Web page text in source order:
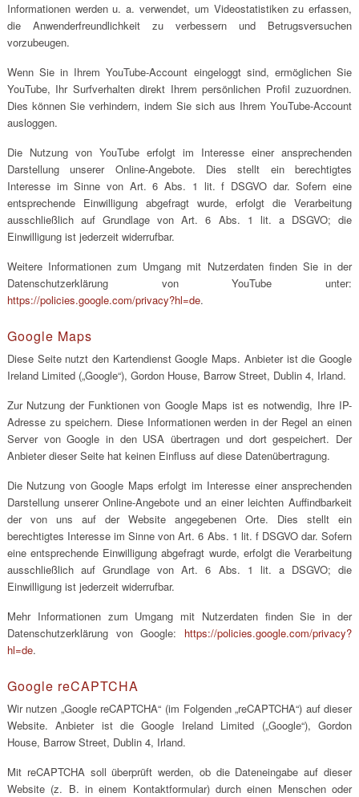
Informationen werden u. a. verwendet, um Videostatistiken zu erfassen,
die Anwenderfreundlichkeit zu verbessern und Betrugsversuchen
vorzubeugen.
Wenn Sie in Ihrem YouTube-Account eingeloggt sind, ermöglichen Sie
YouTube, Ihr Surfverhalten direkt Ihrem persönlichen Profil zuzuordnen.
Dies können Sie verhindern, indem Sie sich aus Ihrem YouTube-Account
ausloggen.
Die Nutzung von YouTube erfolgt im Interesse einer ansprechenden
Darstellung unserer Online-Angebote. Dies stellt ein berechtigtes
Interesse im Sinne von Art. 6 Abs. 1 lit. f DSGVO dar. Sofern eine
entsprechende Einwilligung abgefragt wurde, erfolgt die Verarbeitung
ausschließlich auf Grundlage von Art. 6 Abs. 1 lit. a DSGVO; die
Einwilligung ist jederzeit widerrufbar.
Weitere Informationen zum Umgang mit Nutzerdaten finden Sie in der
Datenschutzerklärung von YouTube unter:
https://policies.google.com/privacy?hl=de.
Google Maps
Diese Seite nutzt den Kartendienst Google Maps. Anbieter ist die Google
Ireland Limited („Google“), Gordon House, Barrow Street, Dublin 4, Irland.
Zur Nutzung der Funktionen von Google Maps ist es notwendig, Ihre IP-
Adresse zu speichern. Diese Informationen werden in der Regel an einen
Server von Google in den USA übertragen und dort gespeichert. Der
Anbieter dieser Seite hat keinen Einfluss auf diese Datenübertragung.
Die Nutzung von Google Maps erfolgt im Interesse einer ansprechenden
Darstellung unserer Online-Angebote und an einer leichten Auffindbarkeit
der von uns auf der Website angegebenen Orte. Dies stellt ein
berechtigtes Interesse im Sinne von Art. 6 Abs. 1 lit. f DSGVO dar. Sofern
eine entsprechende Einwilligung abgefragt wurde, erfolgt die Verarbeitung
ausschließlich auf Grundlage von Art. 6 Abs. 1 lit. a DSGVO; die
Einwilligung ist jederzeit widerrufbar.
Mehr Informationen zum Umgang mit Nutzerdaten finden Sie in der
Datenschutzerklärung von Google: https://policies.google.com/privacy?
hl=de.
Google reCAPTCHA
Wir nutzen „Google reCAPTCHA“ (im Folgenden „reCAPTCHA“) auf dieser
Website. Anbieter ist die Google Ireland Limited („Google“), Gordon
House, Barrow Street, Dublin 4, Irland.
Mit reCAPTCHA soll überprüft werden, ob die Dateneingabe auf dieser
Website (z. B. in einem Kontaktformular) durch einen Menschen oder